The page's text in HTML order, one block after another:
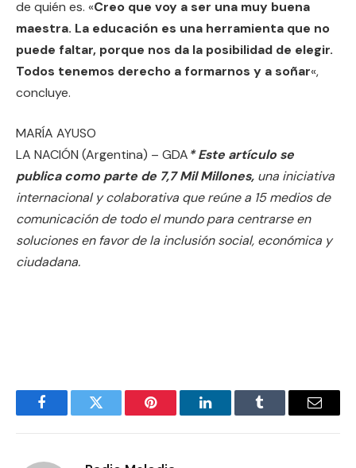
de quién es. «Creo que voy a ser una muy buena
maestra. La educación es una herramienta que no
puede faltar, porque nos da la posibilidad de elegir.
Todos tenemos derecho a formarnos y a soñar«,
concluye.
MARÍA AYUSO
LA NACIÓN (Argentina) – GDA* Este artículo se
publica como parte de 7,7 Mil Millones, una iniciativa
internacional y colaborativa que reúne a 15 medios de
comunicación de todo el mundo para centrarse en
soluciones en favor de la inclusión social, económica y
ciudadana.
FacebookTwitter Pinterest LinkedInTumblr Email